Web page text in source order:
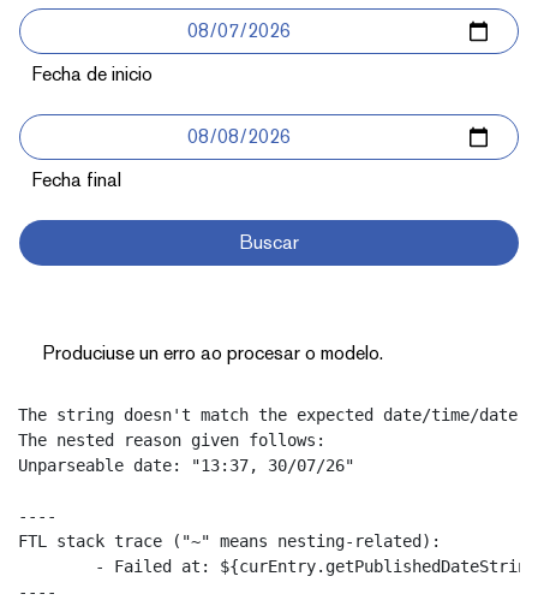
Fecha de inicio
Fecha final
Buscar
Produciuse un erro ao procesar o modelo.
The string doesn't match the expected date/time/
The nested reason given follows:
Unparseable date: "13:37, 30/07/26"
----
FTL stack trace ("~" means nesting-related):
----